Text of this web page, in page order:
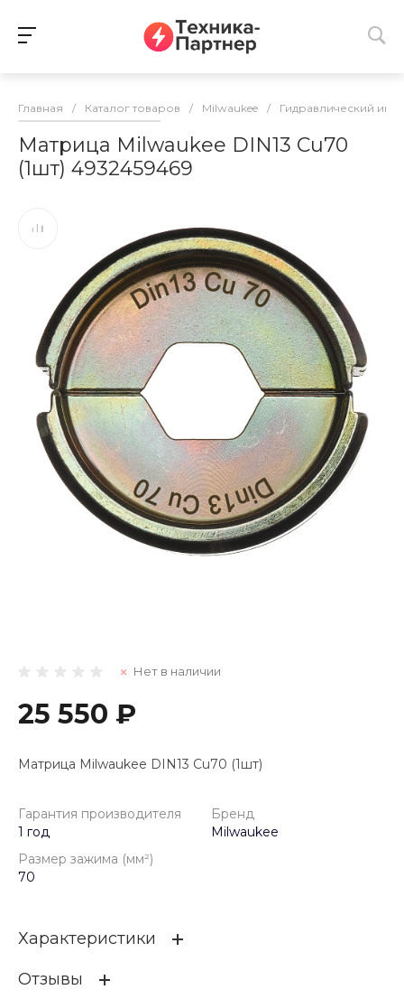
Главная / Каталог товаров / Milwaukee / Гидравлический
Матрица Milwaukee DIN13 Cu70
(1шт) 4932459469
Нет в наличии
25 550 ₽
Матрица Milwaukee DIN13 Cu70 (1шт)
Гарантия производителя
1 год
Бренд
Milwaukee
Размер зажима (мм²)
70
Характеристики
Гарантия производителя
Отзывы